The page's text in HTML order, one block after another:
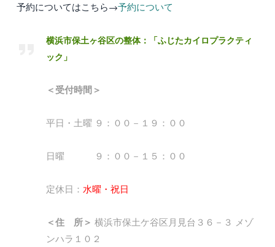
予約についてはこちら→予約について
横浜市保土ヶ谷区の整体：「ふじたカイロプラクティ
ック」
＜受付時間＞
平日・土曜 ９：００－１９：００
日曜 ９：００－１５：００
定休日： 水曜・祝日
＜住 所＞ 横浜市保土ケ谷区月見台３６－３ メゾ
ンハラ１０２